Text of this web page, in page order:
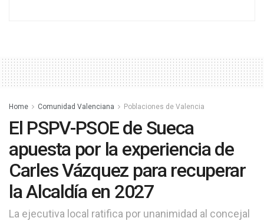
Home Comunidad Valenciana Poblaciones de Valencia
El PSPV-PSOE de Sueca
apuesta por la experiencia de
Carles Vázquez para recuperar
la Alcaldía en 2027
La ejecutiva local ratifica por unanimidad al concejal